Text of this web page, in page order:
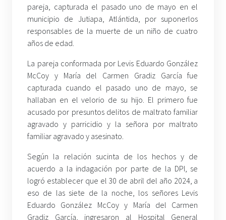
pareja, capturada el pasado uno de mayo en el
municipio de Jutiapa, Atlántida, por suponerlos
responsables de la muerte de un niño de cuatro
años de edad.
La pareja conformada por Levis Eduardo González
McCoy y María del Carmen Gradiz García fue
capturada cuando el pasado uno de mayo, se
hallaban en el velorio de su hijo. El primero fue
acusado por presuntos delitos de maltrato familiar
agravado y parricidio y la señora por maltrato
familiar agravado y asesinato.
Según la relación sucinta de los hechos y de
acuerdo a la indagación por parte de la DPI, se
logró establecer que el 30 de abril del año 2024, a
eso de las siete de la noche, los señores Levis
Eduardo González McCoy y María del Carmen
Gradiz García, ingresaron al Hospital General